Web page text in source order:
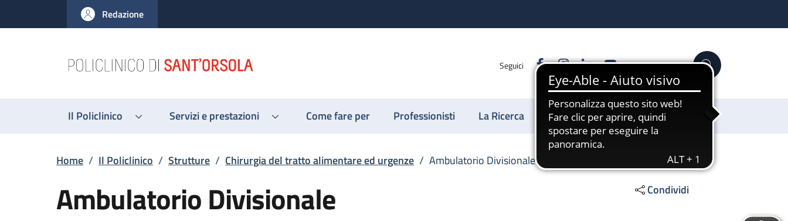
al contenuto principale
to footer content
Redazione
Seguici FacebookInstagram
LinkedinYouTube Cerca
Il Policlinico Servizi e prestazioni Come fare per Professionisti La Ricerca Sostienici
Briciole di pane
Home / Il Policlinico / Strutture / Chirurgia del tratto alimentare ed urgenze / Ambulatorio Divisionale
Ambulatorio Divisionale Condividi